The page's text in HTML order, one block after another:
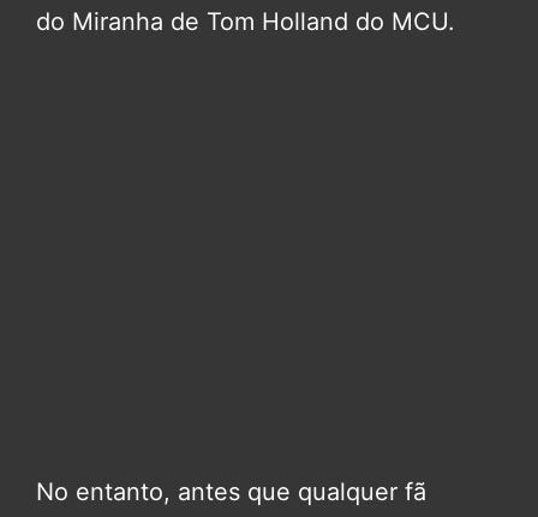
do Miranha de Tom Holland do MCU.
No entanto, antes que qualquer fã